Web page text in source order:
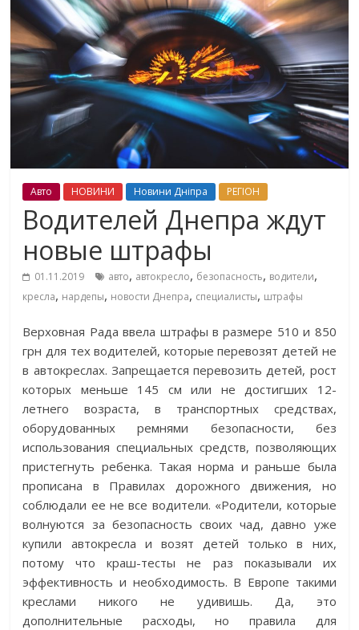
Авто НОВИНИ Новини Дніпра РЕГІОН
Водителей Днепра ждут
новые штрафы
01.11.2019 авто, автокресло, безопасность, водители,
кресла, нардепы, новости Днепра, специалисты, штрафы
Верховная Рада ввела штрафы в размере 510 и 850
грн для тех водителей, которые перевозят детей не
в автокреслах. Запрещается перевозить детей, рост
которых меньше 145 см или не достигших 12-
летнего возраста, в транспортных средствах,
оборудованных ремнями безопасности, без
использования специальных средств, позволяющих
пристегнуть ребенка. Такая норма и раньше была
прописана в Правилах дорожного движения, но
соблюдали ее не все водители. «Родители, которые
волнуются за безопасность своих чад, давно уже
купили автокресла и возят детей только в них,
потому что краш-тесты не раз показывали их
эффективность и необходимость. В Европе такими
креслами никого не удивишь. Да, это
дополнительные расходы, но правила для